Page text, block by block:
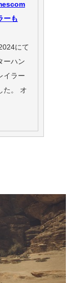
ーも
にて
ーハン
イラー
た。 オ